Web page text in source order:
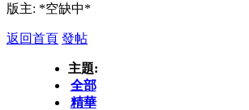
版主: *空缺中*
返回首頁 發帖
主題:
全部
精華